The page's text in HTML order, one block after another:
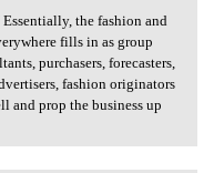
Essentially, the fashion and
fills in as group
purchasers, forecasters,
fashion originators
and prop the business up